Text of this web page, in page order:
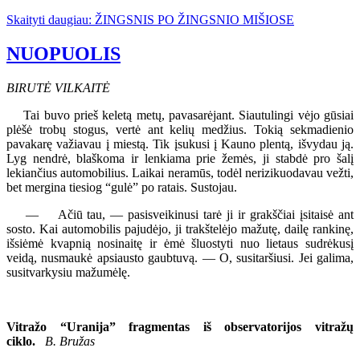
Skaityti daugiau: ŽINGSNIS PO ŽINGSNIO MIŠIOSE
NUOPUOLIS
BIRUTĖ VILKAITĖ
Tai buvo prieš keletą metų, pavasarėjant. Siautulingi vėjo gūsiai
plėšė trobų stogus, vertė ant kelių medžius. Tokią sekmadienio
pavakarę važiavau į miestą. Tik įsukusi į Kauno plentą, išvydau ją.
Lyg nendrė, blaškoma ir lenkiama prie žemės, ji stabdė pro šalį
lekiančius automobilius. Laikai neramūs, todėl nerizikuodavau vežti,
bet mergina tiesiog “gulė” po ratais. Sustojau.
— Ačiū tau, — pasisveikinusi tarė ji ir grakščiai įsitaisė ant
sosto. Kai automobilis pajudėjo, ji trakštelėjo mažutę, dailę rankinę,
išsiėmė kvapnią nosinaitę ir ėmė šluostyti nuo lietaus sudrėkusį
veidą, nusmaukė apsiausto gaubtuvą. — O, susitaršiusi. Jei galima,
susitvarkysiu mažumėlę.
Vitražo “Uranija” fragmentas iš observatorijos vitražų
ciklo.
B. Bružas